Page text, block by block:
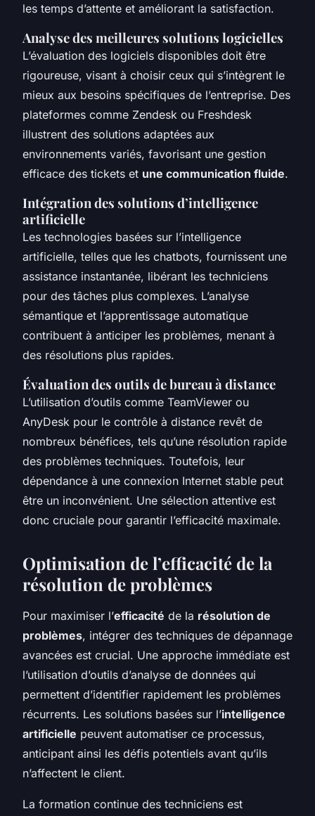
les temps d’attente et améliorant la satisfaction.
Analyse des meilleures solutions logicielles
L’évaluation des logiciels disponibles doit être
rigoureuse, visant à choisir ceux qui s’intègrent le
mieux aux besoins spécifiques de l’entreprise. Des
plateformes comme Zendesk ou Freshdesk
illustrent des solutions adaptées aux
environnements variés, favorisant une gestion
efficace des tickets et une communication fluide.
Intégration des solutions d’intelligence
artificielle
Les technologies basées sur l’intelligence
artificielle, telles que les chatbots, fournissent une
assistance instantanée, libérant les techniciens
pour des tâches plus complexes. L’analyse
sémantique et l’apprentissage automatique
contribuent à anticiper les problèmes, menant à
des résolutions plus rapides.
Évaluation des outils de bureau à distance
L’utilisation d’outils comme TeamViewer ou
AnyDesk pour le contrôle à distance revêt de
nombreux bénéfices, tels qu’une résolution rapide
des problèmes techniques. Toutefois, leur
dépendance à une connexion Internet stable peut
être un inconvénient. Une sélection attentive est
donc cruciale pour garantir l’efficacité maximale.
Optimisation de l’efficacité de la
résolution de problèmes
Pour maximiser l’efficacité de la résolution de
problèmes, intégrer des techniques de dépannage
avancées est crucial. Une approche immédiate est
l’utilisation d’outils d’analyse de données qui
permettent d’identifier rapidement les problèmes
récurrents. Les solutions basées sur l’intelligence
artificielle peuvent automatiser ce processus,
anticipant ainsi les défis potentiels avant qu’ils
n’affectent le client.
La formation continue des techniciens est